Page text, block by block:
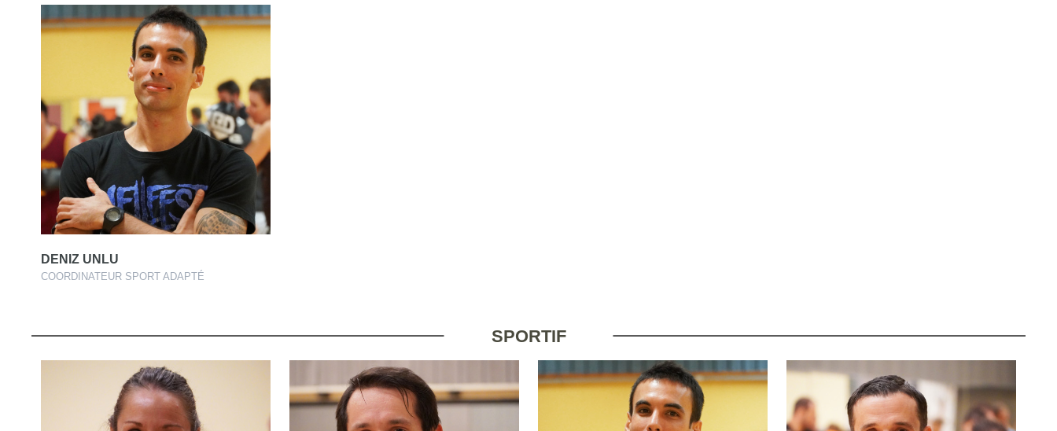
DENIZ UNLU
COORDINATEUR SPORT ADAPTÉ
SPORTIF